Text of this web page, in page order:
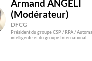
Armand ANGELI
(Modérateur)
DFCG
Président du groupe CSP / RPA /
intelligente et du groupe International